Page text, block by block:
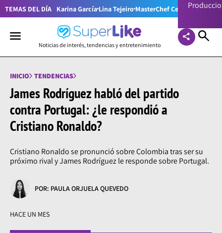
TEMAS DEL DÍA Karina García Lina Tejeiro MasterChef Celebrity
Noticias de interés, tendencias y entretenimiento
INICIO TENDENCIAS
James Rodríguez habló del partido
contra Portugal: ¿le respondió a
Cristiano Ronaldo?
Cristiano Ronaldo se pronunció sobre Colombia tras ser su
próximo rival y James Rodríguez le responde sobre Portugal.
POR: PAULA ORJUELA QUEVEDO
HACE UN MES